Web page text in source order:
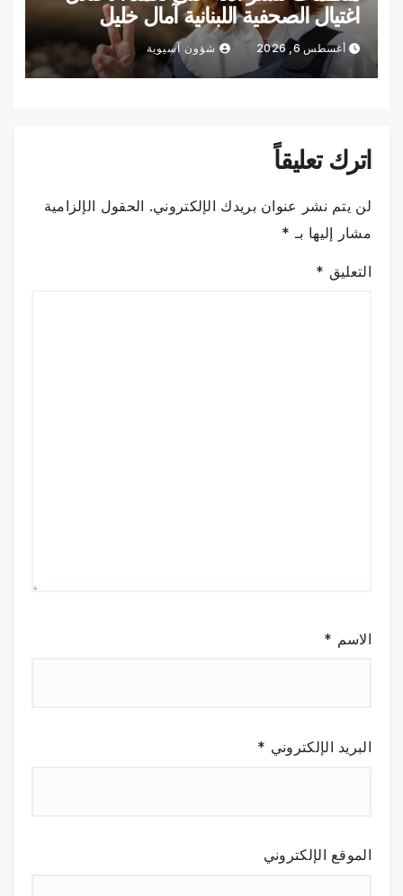
اغتيال الصحفية اللبنانية آمال خليل
أغسطس 6, 2026 شؤون آسيوية
اترك تعليقاً
لن يتم نشر عنوان بريدك الإلكتروني. الحقول الإلزامية
مشار إليها بـ *
التعليق *
الاسم *
البريد الإلكتروني *
الموقع الإلكتروني